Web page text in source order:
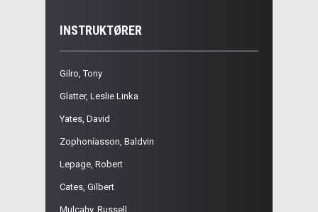
INSTRUKTØRER
Gilro, Tony
Glatter, Leslie Linka
Yates, David
Zophoníasson, Baldvin
Lepage, Robert
Cates, Gilbert
Mulcahy, Russell